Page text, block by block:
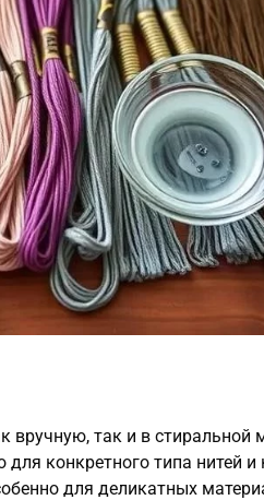
так и в стиральной
для конкретного типа нитей
для деликатных